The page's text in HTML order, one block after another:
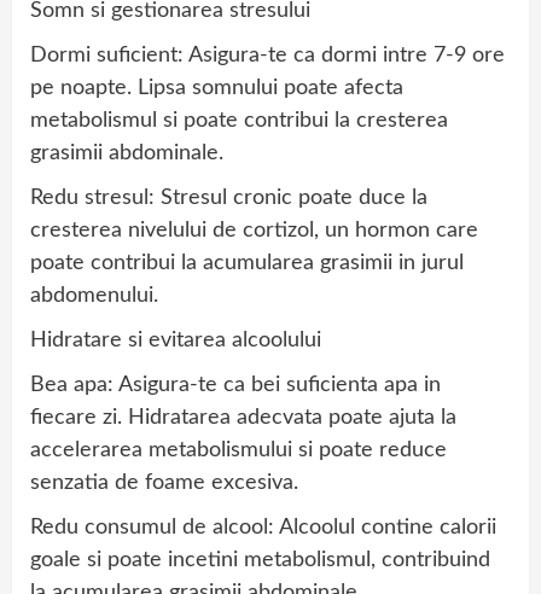
Somn si gestionarea stresului
Dormi suficient: Asigura-te ca dormi intre 7-9 ore
pe noapte. Lipsa somnului poate afecta
metabolismul si poate contribui la cresterea
grasimii abdominale.
Redu stresul: Stresul cronic poate duce la
cresterea nivelului de cortizol, un hormon care
poate contribui la acumularea grasimii in jurul
abdomenului.
Hidratare si evitarea alcoolului
Bea apa: Asigura-te ca bei suficienta apa in
fiecare zi. Hidratarea adecvata poate ajuta la
accelerarea metabolismului si poate reduce
senzatia de foame excesiva.
Redu consumul de alcool: Alcoolul contine calorii
goale si poate incetini metabolismul, contribuind